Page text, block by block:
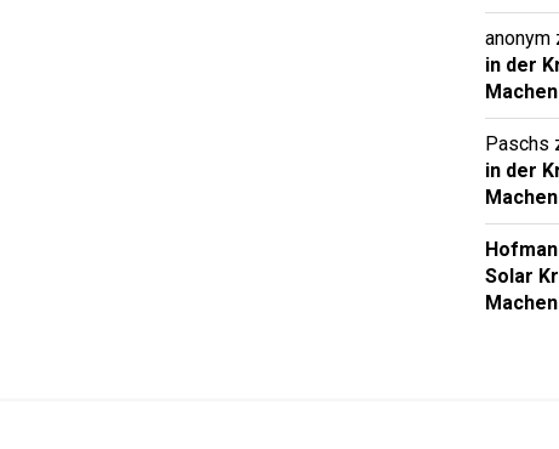
anonym
in der
Paschs
in der
Solar